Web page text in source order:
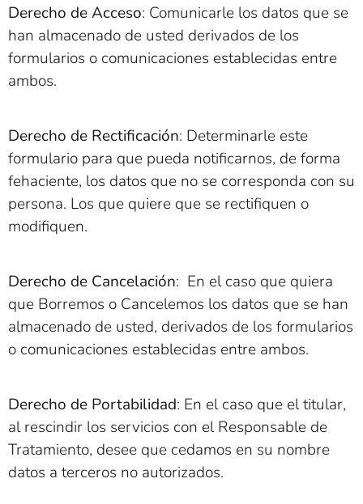
Derecho de Acceso: Comunicarle los datos que se
han almacenado de usted derivados de los
formularios o comunicaciones establecidas entre
ambos.
Derecho de Rectificación: Determinarle este
formulario para que pueda notificarnos, de forma
fehaciente, los datos que no se corresponda con su
persona. Los que quiere que se rectifiquen o
modifiquen.
Derecho de Cancelación: En el caso que quiera
que Borremos o Cancelemos los datos que se han
almacenado de usted, derivados de los formularios
o comunicaciones establecidas entre ambos.
Derecho de Portabilidad: En el caso que el titular,
al rescindir los servicios con el Responsable de
Tratamiento, desee que cedamos en su nombre
datos a terceros no autorizados.